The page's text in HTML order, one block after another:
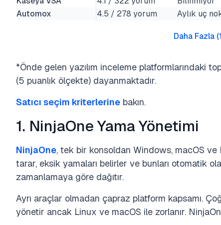
Automox
4.5 / 278 yorum Aylık uç
Daha Fazla(1
*Önde gelen yazılım inceleme platformlarındaki
(5 puanlık ölçekte) dayanmaktadır.
Satıcı seçim kriterlerine bakın.
1. NinjaOne Yama Yönetimi
NinjaOne, tek bir konsoldan Windows, macOS ve
tarar, eksik yamaları belirler ve bunları otomatik
zamanlamaya göre dağıtır.
Ayrı araçlar olmadan çapraz platform kapsamı.
yönetir ancak Linux ve macOS ile zorlanır.